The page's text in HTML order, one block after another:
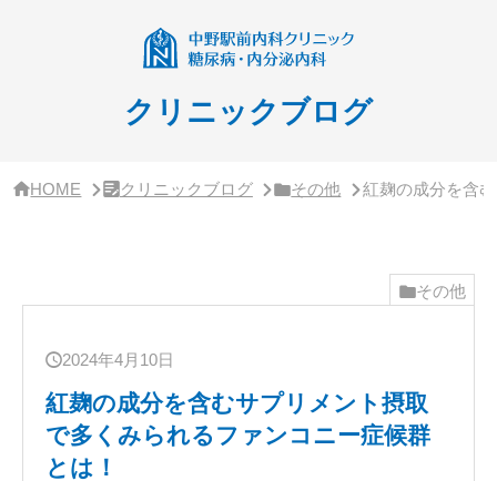
クリニックブログ
HOME クリニックブログ その他 紅麹の成分を含
その他
2024年4月10日
紅麹の成分を含むサプリメント摂取
で多くみられるファンコニー症候群
とは！